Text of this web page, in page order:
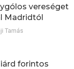
vereséget
Madridtól
Tamás
forintos